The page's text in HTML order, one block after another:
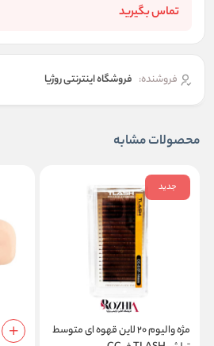
تماس بگیرید
فروشنده: فروشگاه اینترنتی روژیا
محصولات مشابه
جدید
مژه والیوم ۲۰ لاین قهوه ای متوسط